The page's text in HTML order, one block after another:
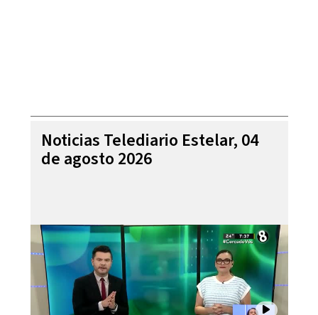
Noticias Telediario Estelar, 04
de agosto 2026